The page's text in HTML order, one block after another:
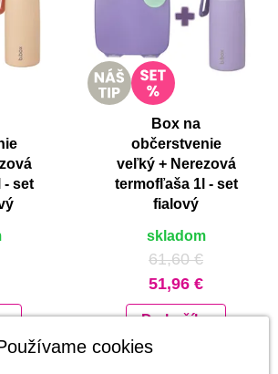
- set
Box na
občerstvenie
veľký + Nerezová
termofľaša 1l - set
fialový
skladom
61,60 €
51,96 €
Do košíka
cookies